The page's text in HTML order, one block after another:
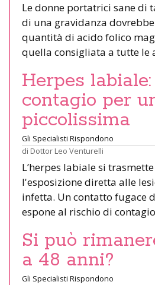
Le donne portatrici sane di
di una gravidanza
quantità di acido folico
quella consigliata a tutte le
Herpes
contagio per
piccolissima
Gli Specialisti Rispondono
di Dottor Leo Venturelli
L’herpes labiale si
l'esposizione diretta alle
infetta. Un contatto fugace
espone al rischio di
Si può
a 48 anni?
Gli Specialisti Rispondono